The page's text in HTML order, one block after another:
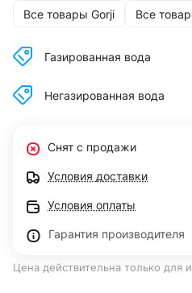
Все товары Gorji Все
Газированная вода
Негазированная вода
Снят с продажи
Условия доставки
Условия оплаты
Гарантия производителя
Цена действительна только для